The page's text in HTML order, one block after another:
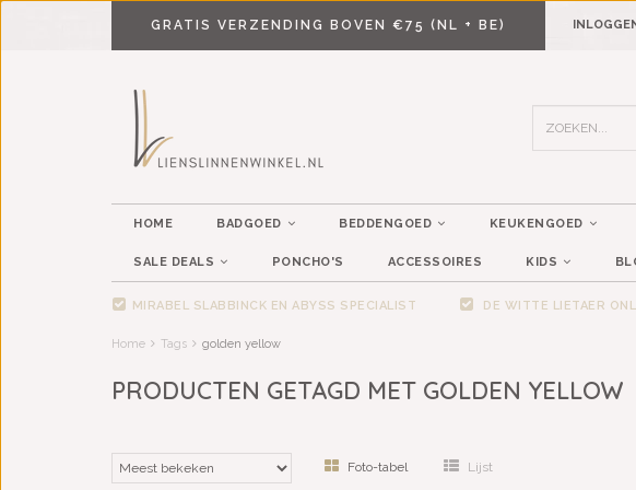
GRATIS VERZENDING BOVEN €75 (NL + BE)
HOME BADGOED BEDDENGOED KEUKENGOED
SALE DEALS PONCHO'S ACCESSOIRES KIDS
MIRABEL SLABBINCK EN ABYSS SPECIALIST DE WITTE LIETAER
Home Tags golden yellow
PRODUCTEN GETAGD MET GOLDEN YELLOW
Foto-tabel Lijst